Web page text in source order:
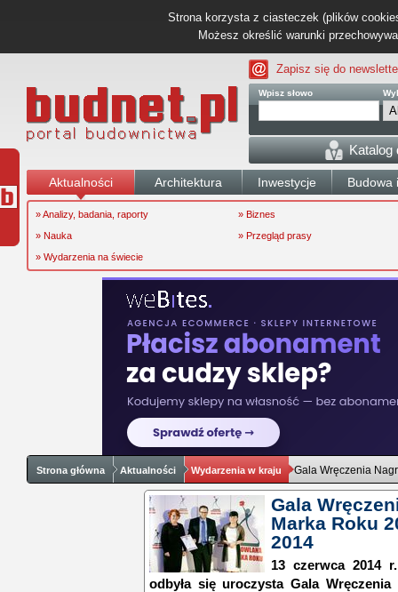
Strona korzysta z ciasteczek (plików
Możesz określić warunki
Zapisz się do
Wpisz słowo
Katalog
Aktualności Architektura Inwestycje Budowa
» Analizy, badania, raporty
» Biznes
» Nauka
» Przegląd prasy
» Wydarzenia na świecie
Strona główna Aktualności Wydarzenia w kraju Gala Wręczenia
Gala
Marka Roku
2014
13 czerwca 2014
odbyła się uroczysta Gala